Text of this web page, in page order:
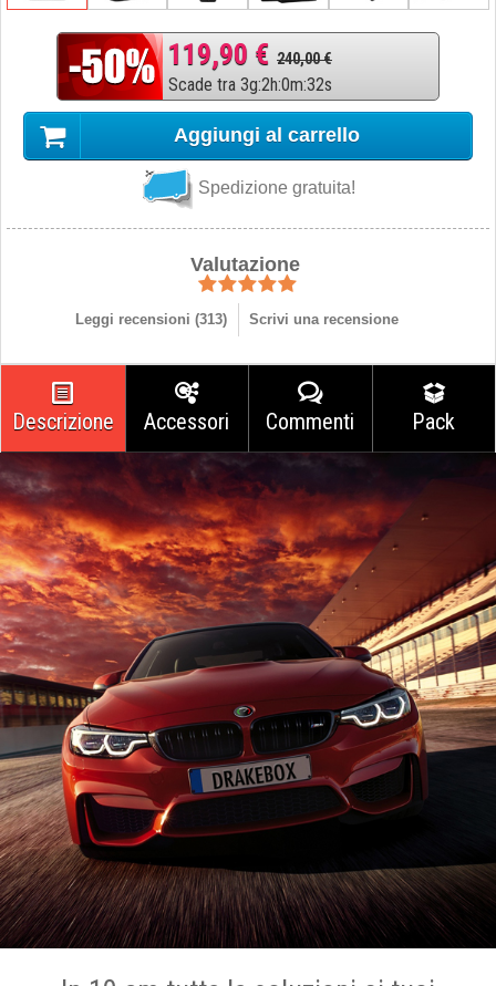
119,90 € 240,00 €
Scade tra 3g:2h:0m:31s
Aggiungi al carrello
Spedizione gratuita!
Valutazione
Leggi recensioni (313) Scrivi una recensione
Descrizione Accessori Commenti Pack